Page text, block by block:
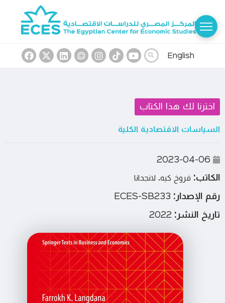
English
اخترنا لك هذا الكتاب
السياسات الاقتصادية الكلية
الكاتب: فروخ كيه. لانجدانا
رقم الإصدار:
تاريخ النشر: